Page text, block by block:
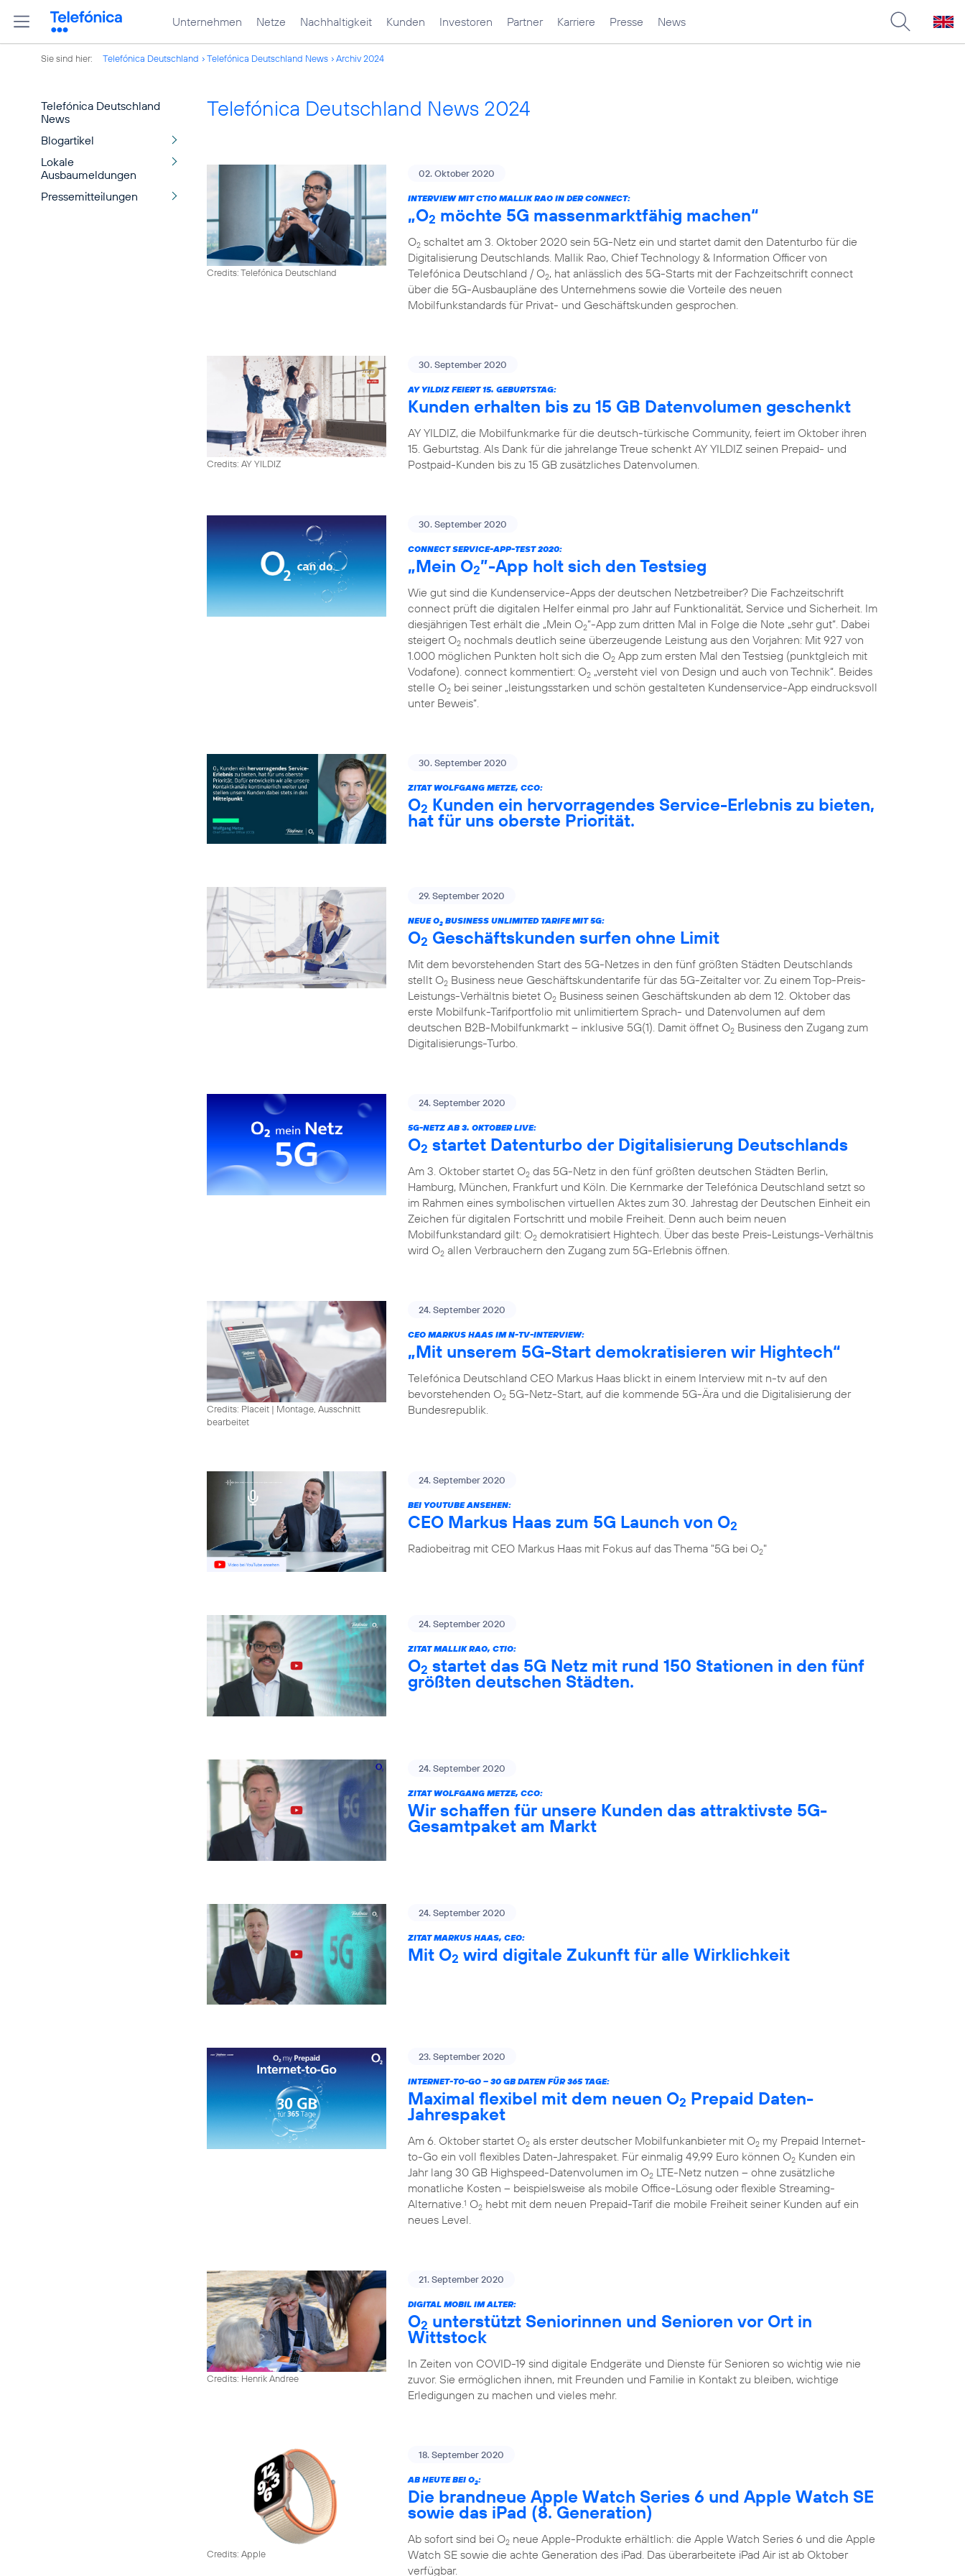
Unternehmen Netze Nachhaltigkeit Kunden Investoren Partner Karriere Presse News
Sie sind hier: Telefónica Deutschland Telefónica Deutschland News Archiv 2024
Telefónica Deutschland
News
Blogartikel
Lokale
Ausbaumeldungen
Pressemitteilungen
Telefónica Deutschland News 2024
Credits: Telefónica Deutschland
02. Oktober 2020
INTERVIEW MIT CTIO MALLIK RAO IN DER CONNECT:
„O2 möchte 5G massenmarktfähig machen“
O2 schaltet am 3. Oktober 2020 sein 5G-Netz ein und startet damit den Datenturbo für die
Digitalisierung Deutschlands. Mallik Rao, Chief Technology & Information Officer von
Telefónica Deutschland / O2, hat anlässlich des 5G-Starts mit der Fachzeitschrift connect
über die 5G-Ausbaupläne des Unternehmens sowie die Vorteile des neuen
Mobilfunkstandards für Privat- und Geschäftskunden gesprochen.
Credits: AY YILDIZ
30. September 2020
AY YILDIZ FEIERT 15. GEBURTSTAG:
Kunden erhalten bis zu 15 GB Datenvolumen geschenkt
AY YILDIZ, die Mobilfunkmarke für die deutsch-türkische Community, feiert im Oktober ihren
15. Geburtstag. Als Dank für die jahrelange Treue schenkt AY YILDIZ seinen Prepaid- und
Postpaid-Kunden bis zu 15 GB zusätzliches Datenvolumen.
30. September 2020
CONNECT SERVICE-APP-TEST 2020:
„Mein O2”-App holt sich den Testsieg
Wie gut sind die Kundenservice-Apps der deutschen Netzbetreiber? Die Fachzeitschrift
connect prüft die digitalen Helfer einmal pro Jahr auf Funktionalität, Service und Sicherheit. Im
diesjährigen Test erhält die „Mein O2“-App zum dritten Mal in Folge die Note „sehr gut“. Dabei
steigert O2 nochmals deutlich seine überzeugende Leistung aus den Vorjahren: Mit 927 von
1.000 möglichen Punkten holt sich die O2 App zum ersten Mal den Testsieg (punktgleich mit
Vodafone). connect kommentiert: O2 „versteht viel von Design und auch von Technik“. Beides
stelle O2 bei seiner „leistungsstarken und schön gestalteten Kundenservice-App eindrucksvoll
unter Beweis“.
30. September 2020
ZITAT WOLFGANG METZE, CCO:
O2 Kunden ein hervorragendes Service-Erlebnis zu bieten,
hat für uns oberste Priorität.
29. September 2020
NEUE O2 BUSINESS UNLIMITED TARIFE MIT 5G:
O2 Geschäftskunden surfen ohne Limit
Mit dem bevorstehenden Start des 5G-Netzes in den fünf größten Städten Deutschlands
stellt O2 Business neue Geschäftskundentarife für das 5G-Zeitalter vor. Zu einem Top-Preis-
Leistungs-Verhältnis bietet O2 Business seinen Geschäftskunden ab dem 12. Oktober das
erste Mobilfunk-Tarifportfolio mit unlimitiertem Sprach- und Datenvolumen auf dem
deutschen B2B-Mobilfunkmarkt – inklusive 5G(1). Damit öffnet O2 Business den Zugang zum
Digitalisierungs-Turbo.
24. September 2020
5G-NETZ AB 3. OKTOBER LIVE:
O2 startet Datenturbo der Digitalisierung Deutschlands
Am 3. Oktober startet O2 das 5G-Netz in den fünf größten deutschen Städten Berlin,
Hamburg, München, Frankfurt und Köln. Die Kernmarke der Telefónica Deutschland setzt so
im Rahmen eines symbolischen virtuellen Aktes zum 30. Jahrestag der Deutschen Einheit ein
Zeichen für digitalen Fortschritt und mobile Freiheit. Denn auch beim neuen
Mobilfunkstandard gilt: O2 demokratisiert Hightech. Über das beste Preis-Leistungs-Verhältnis
wird O2 allen Verbrauchern den Zugang zum 5G-Erlebnis öffnen.
Credits: Placeit | Montage, Ausschnitt
bearbeitet
24. September 2020
CEO MARKUS HAAS IM N-TV-INTERVIEW:
„Mit unserem 5G-Start demokratisieren wir Hightech“
Telefónica Deutschland CEO Markus Haas blickt in einem Interview mit n-tv auf den
bevorstehenden O2 5G-Netz-Start, auf die kommende 5G-Ära und die Digitalisierung der
Bundesrepublik.
24. September 2020
BEI YOUTUBE ANSEHEN:
CEO Markus Haas zum 5G Launch von O2
Radiobeitrag mit CEO Markus Haas mit Fokus auf das Thema "5G bei O2"
24. September 2020
ZITAT MALLIK RAO, CTIO:
O2 startet das 5G Netz mit rund 150 Stationen in den fünf
größten deutschen Städten.
24. September 2020
ZITAT WOLFGANG METZE, CCO:
Wir schaffen für unsere Kunden das attraktivste 5G-
Gesamtpaket am Markt
24. September 2020
ZITAT MARKUS HAAS, CEO:
Mit O2 wird digitale Zukunft für alle Wirklichkeit
23. September 2020
INTERNET-TO-GO – 30 GB DATEN FÜR 365 TAGE:
Maximal flexibel mit dem neuen O2 Prepaid Daten-
Jahrespaket
Am 6. Oktober startet O2 als erster deutscher Mobilfunkanbieter mit O2 my Prepaid Internet-
to-Go ein voll flexibles Daten-Jahrespaket. Für einmalig 49,99 Euro können O2 Kunden ein
Jahr lang 30 GB Highspeed-Datenvolumen im O2 LTE-Netz nutzen – ohne zusätzliche
monatliche Kosten – beispielsweise als mobile Office-Lösung oder flexible Streaming-
Alternative.1 O2 hebt mit dem neuen Prepaid-Tarif die mobile Freiheit seiner Kunden auf ein
neues Level.
Credits: Henrik Andree
21. September 2020
DIGITAL MOBIL IM ALTER:
O2 unterstützt Seniorinnen und Senioren vor Ort in
Wittstock
In Zeiten von COVID-19 sind digitale Endgeräte und Dienste für Senioren so wichtig wie nie
zuvor. Sie ermöglichen ihnen, mit Freunden und Familie in Kontakt zu bleiben, wichtige
Erledigungen zu machen und vieles mehr.
Credits: Apple
18. September 2020
AB HEUTE BEI O2:
Die brandneue Apple Watch Series 6 und Apple Watch SE
sowie das iPad (8. Generation)
Ab sofort sind bei O2 neue Apple-Produkte erhältlich: die Apple Watch Series 6 und die Apple
Watch SE sowie die achte Generation des iPad. Das überarbeitete iPad Air ist ab Oktober
verfügbar.